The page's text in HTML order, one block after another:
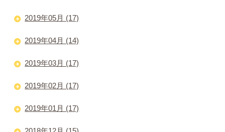
2019年05月 (17)
2019年04月 (14)
2019年03月 (17)
2019年02月 (17)
2019年01月 (17)